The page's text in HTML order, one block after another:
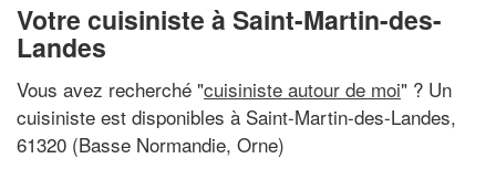
Votre cuisiniste à Saint-Martin-des-
Landes
Vous avez recherché "cuisiniste autour de moi" ? Un
cuisiniste est disponibles à Saint-Martin-des-Landes,
61320 (Basse Normandie, Orne)